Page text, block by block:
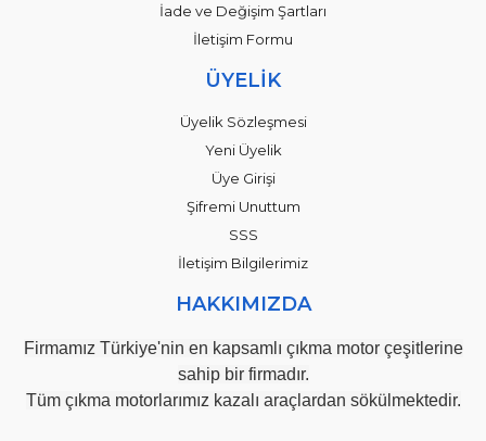
İade ve Değişim Şartları
İletişim Formu
ÜYELİK
Üyelik Sözleşmesi
Yeni Üyelik
Üye Girişi
Şifremi Unuttum
SSS
İletişim Bilgilerimiz
HAKKIMIZDA
Firmamız Türkiye'nin en kapsamlı çıkma motor çeşitlerine
sahip bir firmadır.
Tüm çıkma motorlarımız kazalı araçlardan sökülmektedir.